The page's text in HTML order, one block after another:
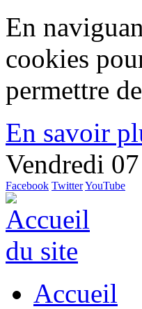
En
cookies
permettre
En savoir
Vendredi
Facebook TwitterYouTube
Accueil